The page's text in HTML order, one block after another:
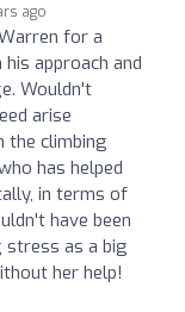
ago
for a
approach and
Wouldn't
arise
the climbing
has helped
in terms of
have been
stress as a big
her help!